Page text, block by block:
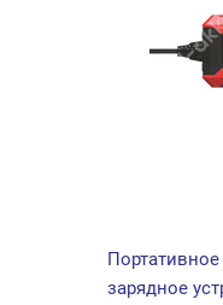
зарядное